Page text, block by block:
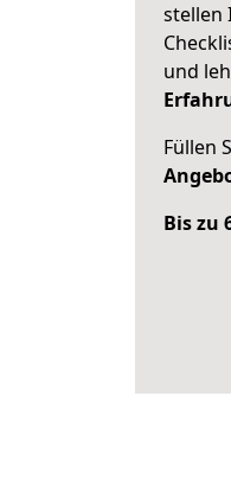
stellen
und
Füllen
Bis zu